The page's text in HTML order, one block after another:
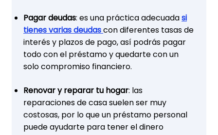
Pagar deudas: es una práctica adecuadasi
tienes varias deudascon diferentes tasas de
interés y plazos de pago, así podrás pagar
todo con el préstamo y quedarte con un
solo compromiso financiero.
Renovar y reparar tu hogar: las
reparaciones de casa suelen ser muy
costosas, por lo que un préstamo personal
puede ayudarte para tener el dinero